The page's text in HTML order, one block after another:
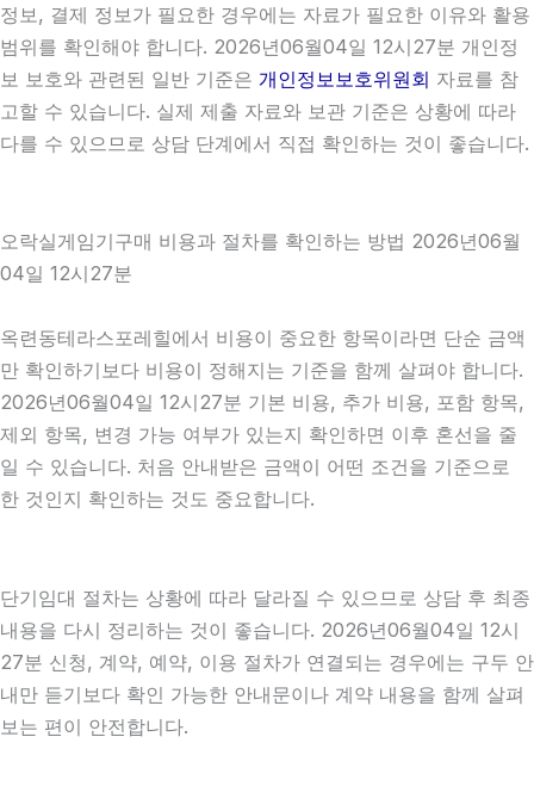
정보, 결제 정보가 필요한 경우에는 자료가 필요한 이유와 활용
범위를 확인해야 합니다. 2026년06월04일 12시27분 개인정
보 보호와 관련된 일반 기준은 개인정보보호위원회 자료를 참
고할 수 있습니다. 실제 제출 자료와 보관 기준은 상황에 따라
다를 수 있으므로 상담 단계에서 직접 확인하는 것이 좋습니다.
오락실게임기구매 비용과 절차를 확인하는 방법 2026년06월
04일 12시27분
옥련동테라스포레힐에서 비용이 중요한 항목이라면 단순 금액
만 확인하기보다 비용이 정해지는 기준을 함께 살펴야 합니다.
2026년06월04일 12시27분 기본 비용, 추가 비용, 포함 항목,
제외 항목, 변경 가능 여부가 있는지 확인하면 이후 혼선을 줄
일 수 있습니다. 처음 안내받은 금액이 어떤 조건을 기준으로
한 것인지 확인하는 것도 중요합니다.
단기임대 절차는 상황에 따라 달라질 수 있으므로 상담 후 최종
내용을 다시 정리하는 것이 좋습니다. 2026년06월04일 12시
27분 신청, 계약, 예약, 이용 절차가 연결되는 경우에는 구두 안
내만 듣기보다 확인 가능한 안내문이나 계약 내용을 함께 살펴
보는 편이 안전합니다.